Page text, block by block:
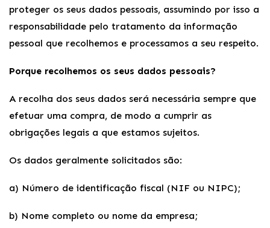
proteger os seus dados pessoais, assumindo por isso a
responsabilidade pelo tratamento da informação
pessoal que recolhemos e processamos a seu respeito.
Porque recolhemos os seus dados pessoais?
A recolha dos seus dados será necessária sempre que
efetuar uma compra, de modo a cumprir as
obrigações legais a que estamos sujeitos.
Os dados geralmente solicitados são:
a) Número de identificação fiscal (NIF ou NIPC);
b) Nome completo ou nome da empresa;